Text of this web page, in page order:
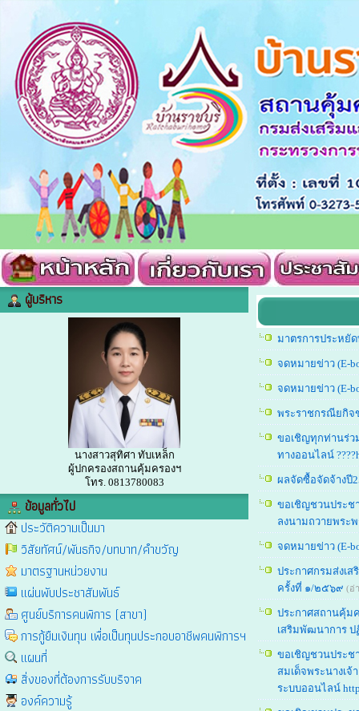
ผู้บริหาร
นางสาวสุทิศา ทับเหล็ก
ผู้ปกครองสถานคุ้มครองฯ
โทร. 0813780083
ข้อมูลทั่วไป
ประวัติความเป็นมา
วิสัยทัศน์/พันธกิจ/บทบาท/คำขวัญ
มาตรฐานหน่วยงาน
แผ่นพับประชาสัมพันธ์
ศูนย์บริการคนพิการ (สาขา)
การกู้ยืมเงินทุน เพื่อเป็นทุนประกอบอาชีพคนพิการฯ
แผนที่
สิ่งของที่ต้องการรับบริจาค
องค์ความรู้
มาตรการประหยั
จดหมายข่าว (E-
จดหมายข่าว (E-
พระราชกรณียกิจ
ขอเชิญทุกท่านร่วม
ทางออนไลน์
ผลจัดซื้อจัดจ้างปี
ขอเชิญชวนประช
ลงนามถวายพระพ
จดหมายข่าว (E-
ประกาศกรมส่งเ
ครั้งที่ ๑/๒๕๖๙ (อ่
ประกาศสถานคุ้ม
เสริมพัฒนาการ
ขอเชิญชวนประช
สมเด็จพระนางเ
ระบบออนไลน์